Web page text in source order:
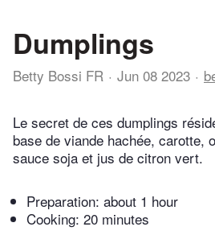
Dumplings
Betty Bossi FR Jun 08 2023
Le secret de ces dumplings
base de viande hachée, carotte,
sauce soja et jus de citron vert.
Preparation: about 1 hour
Cooking: 20 minutes